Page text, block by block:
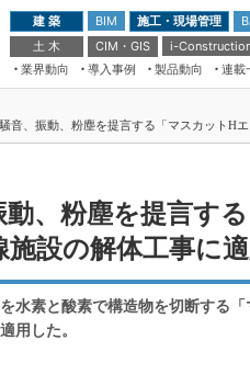
建 築 BIM 施工・現場管理
土 木
CIM・GIS i-
業界動向
導入事例 製品動向 連載
ドローンがもたらす建設業界の“
ムチェンジ” Ver.2.0
“Society5.0”時代のスマートビル
VR／ARが描くモノづくりのミライ
第8回 国際 建設・
築・土木・不動産
Japan Drone 2023
メンテナンス・レ
音、振動、粉塵を提言する「マスカットH
動、粉塵を提言す
設の解体工事に適
水素と酸素で構造物を切断する
用した。